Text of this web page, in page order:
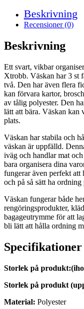
Beskrivning
Recensioner (0)
Beskrivning
Ett svart, vikbar
Xtrobb. Väskan har 3 st
två. Den har även flera
kan förvara kartor,
av tålig polyester. Den
lätt att bära. Väskan kan
plats.
Väskan har stabila och
väskan är uppfälld.
iväg och handlar mat
bara organisera dina
fungerar även perfekt att
och på så sätt ha
Väskan fungerar både
rengöringsprodukter,
bagageutrymme för att
bli lätt att hålla ordning
Specifikationer
Storlek på
Storlek på produkt
Material: Polyester